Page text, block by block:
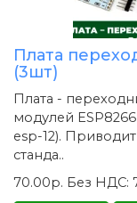
Плата
(3шт)
Плата -
модулей
esp-12).
станда..
70.00р. Без НДС: